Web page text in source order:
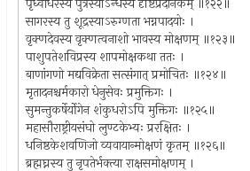
सागरस्य तु शूद्रस्याऽरुग्णता भग्नपादयोः ।
वृक्णदेवस्य वृक्णत्वनाशो भावस्य मोक्षणम् ॥१२३॥
पाशुपतेशविप्रस्य शापमोक्षकथा ततः ।
बाणांगणो मद्यविक्रेता सत्संगात् प्रमोचितः ॥१२४॥
मृतादनश्चर्मकारो धेनुसेवः प्रमुक्तिगः ।
सुमन्तुकर्षेर्योगेन शंकुधरोऽपि मुक्तिगः ॥१२५॥
महासौराष्ट्रीयसंघो लुण्टकेभ्यः प्ररक्षितः ।
धनिष्ठकेशवणिजो व्यवायान्मोक्षणं कृतम् ॥१२६॥
ब्रह्मघ्नस्य तु नृपतेर्भक्त्या राक्षसमोक्षणम् ।